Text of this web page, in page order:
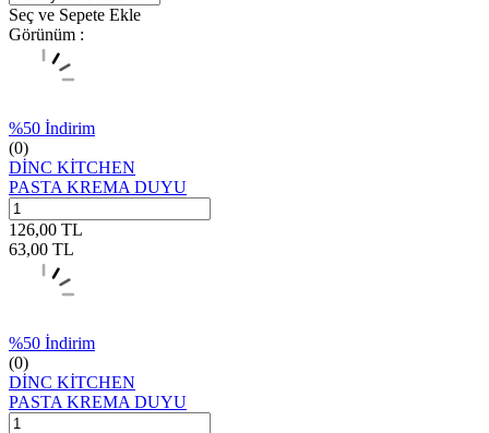
Seç ve Sepete Ekle
Görünüm :
%50 İndirim
(0)
DİNC KİTCHEN
PASTA KREMA DUYU
126,00 TL
63,00 TL
%50 İndirim
(0)
DİNC KİTCHEN
PASTA KREMA DUYU